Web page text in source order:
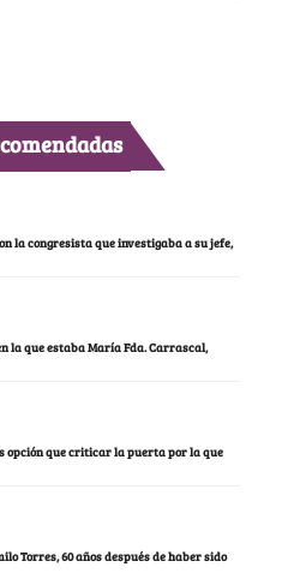
la congresista que investigaba a su jefe,
la que estaba María Fda. Carrascal,
opción que criticar la puerta por la que
Torres, 60 años después de haber sido